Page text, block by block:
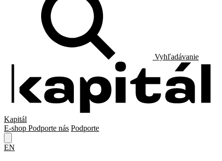
Vyhľadávanie
Kapitál
E-shop Podporte nás Podporte
EN